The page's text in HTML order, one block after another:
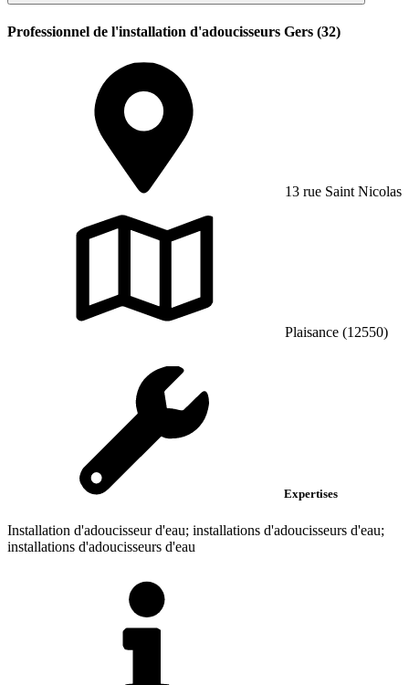
Professionnel de l'installation d'adoucisseurs Gers (32)
13 rue Saint Nicolas
Plaisance (12550)
Expertises
Installation d'adoucisseur d'eau; installations d'adoucisseurs d'eau;
installations d'adoucisseurs d'eau